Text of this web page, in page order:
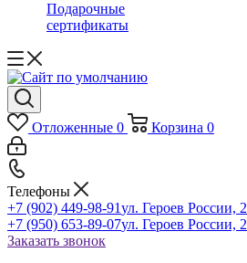
Подарочные
сертификаты
Отложенные 0 Корзина 0
Телефоны
+7 (902) 449-98-91ул. Героев России, 2
+7 (950) 653-89-07ул. Героев России, 2
Заказать звонок